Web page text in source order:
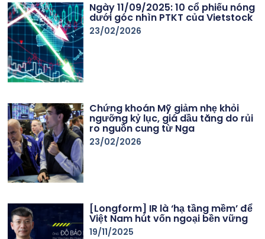
Ngày 11/09/2025: 10 cổ phiếu nóng
dưới góc nhìn PTKT của Vietstock
23/02/2026
Chứng khoán Mỹ giảm nhẹ khỏi
ngưỡng kỷ lục, giá dầu tăng do rủi
ro nguồn cung từ Nga
23/02/2026
[Longform] IR là ‘hạ tầng mềm’ để
Việt Nam hút vốn ngoại bền vững
19/11/2025